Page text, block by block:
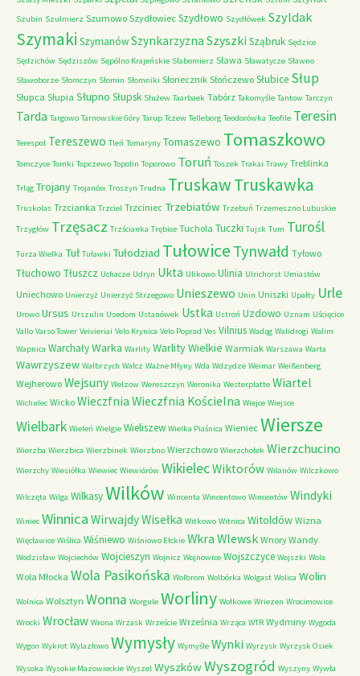
Szubin Szulmierz Szumowo Szydłowiec Szydłowo Szydłówek Szyldak
Szymaki SzymanówSzynkarzyzna Szyszki Sząbruk Sędzice
Sędzichów Sędziszów Sępólno Krajeńskie Słabomierz Sława Sławatycze Sławno
Sławoborze Słomczyn Słomin Słomniki Słonecznik Słończewo Słubice Słup
Słupca Słupia Słupno Słupsk Służew Taarbaek Tabórz Takomyśle Tantow Tarczyn
Tarda Targowo Tarnowskie Góry Tarup Tczew Telleborg Teodorówka Teofile Teresin
Terespol Tereszewo Tleń Tomaryny Tomaszewo Tomaszkowo
Tomczyce Tomki Topczewo Topolin Toporowo Toruń Toszek Trakai Trawy Treblinka
Trląg Trojany Trojanów Troszyn Trudna TruskawTruskawka
Truskolas Trzcianka Trzciel Trzciniec Trzebiatów Trzebuń Trzemeszno Lubuskie
Trzygłów Trzęsacz Trzścianka Trębice Tuchola Tuczki Tujsk Tum Turośl
Turza Wielka Tuł Tuławki Tułodziad Tułowice Tynwałd Tyłowo
Tłuchowo Tłuszcz Uchacze Udryn Ukta Ulikowo Ulinia Ulrichorst Umiastów
Uniechowo Unierzyż Unierzyż Strzegowo Unieszewo Unin Uniszki Upałty Urle
Urowo Ursus Urszulin Usedom Ustanówek Ustka Ustroń Uzdowo Uznam Uścięcice
Vallo Varso Tower Veivieriai Velo Krynica Velo Poprad Ves Vilnius Wadąg Walidrogi Walim
Wapnica WarchałyWarka Warlity Warlity Wielkie Warmiak Warszawa Warta
Wawrzyszew Wałbrzych Wałcz Ważne Młyny Wda Wdzydze Weimar Weißenberg
Wejherowo Wejsuny Welzow Wereszczyn Weronika Westerplatte Wiartel
Wichulec Wicko Wieczfnia Wieczfnia Kościelna Wiejce Wiejsce
Wielbark Wieleń Wielgie Wieliszew Wielka Piaśnica Wieniec Wiersze
Wierzba Wierzbica Wierzbinek Wierzbno Wierzchowo Wierzchołek Wierzchucino
Wierzchy Wiesiółka Wiewiec Wiewiórów WikielecWiktorów Wilanów Wilczkowo
Wilczęta Wilga WilkasyWilków Wincenta Wincentowo Wincentów Windyki
Winiec Winnica WirwajdyWisełka Witkowo Witnica Witoldów Wizna
Więcławice Wiślica Wiśniewo Wiśniowo Ełckie Wkra Wlewsk Wnory Wandy
Wodzisław Wojciechów Wojcieszyn Wojnicz Wojnowice Wojszczyce Wojszki Wola
Wola Młocka Wola Pasikońska Wolbrom Wolbórka Wolgast Wolica Wolin
Wolnica Wolsztyn Wonna Worgule Worliny Wołkowe Wriezen Wrocimowice
Wrocki Wrocław Wrona Wrzask Wrzeście Września Wrząca WTR Wydminy Wygoda
Wygon Wykrot Wylazłowo Wymysły Wymyśle Wynki Wyrzysk Wyrzysk Osiek
Wysoka Wysokie Mazowieckie Wyszel WyszkówWyszogród Wyszyny Wywła